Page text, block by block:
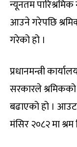
न्यूनतम
आउने गरेपछि
गरेको हो ।
प्रधानमन्त्री
सरकारले
बढाएको हो ।
मंसिर २०८२ मा